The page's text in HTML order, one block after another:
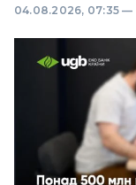
04.08.2026, 07:35 —